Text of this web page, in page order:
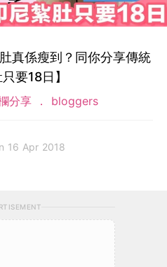
真係瘦到？同你分享傳統
要18日】
分享 bloggers
16 Apr 2018
亦有多左一番心得。希望藉住文
面信息比一班同行者，同時記錄